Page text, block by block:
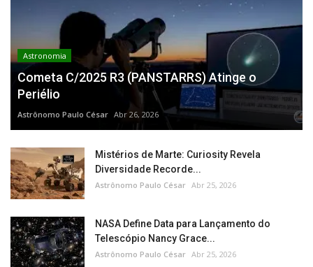
Astronomia
Cometa C/2025 R3 (PANSTARRS) Atinge o
Periélio
Astrônomo Paulo César Abr 26, 2026
Mistérios de Marte: Curiosity Revela
Diversidade Recorde...
Astrônomo Paulo César Abr 25, 2026
NASA Define Data para Lançamento do
Telescópio Nancy Grace...
Astrônomo Paulo César Abr 25, 2026